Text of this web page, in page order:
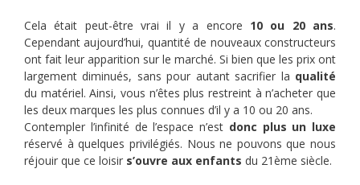
Cela était peut-être vrai il y a encore 10 ou 20 ans.
Cependant aujourd’hui, quantité de nouveaux constructeurs
ont fait leur apparition sur le marché. Si bien que les prix ont
largement diminués, sans pour autant sacrifier la qualité
du matériel. Ainsi, vous n’êtes plus restreint à n’acheter que
les deux marques les plus connues d’il y a 10 ou 20 ans.
Contempler l’infinité de l’espace n’est donc plus un luxe
réservé à quelques privilégiés. Nous ne pouvons que nous
réjouir que ce loisir s’ouvre aux enfants du 21ème siècle.